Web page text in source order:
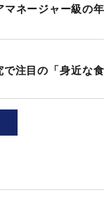
ネージャー級の年
注目の「身近な食